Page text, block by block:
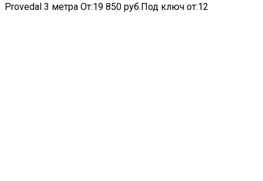
Provedal 3 метра От:19 850 руб.Под ключ от:12